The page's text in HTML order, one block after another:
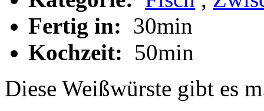
Fertig in: 30min
Kochzeit: 50min
Diese Weißwürste gibt es